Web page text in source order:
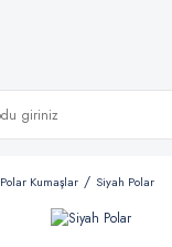
Polar Kumaşlar Siyah Polar